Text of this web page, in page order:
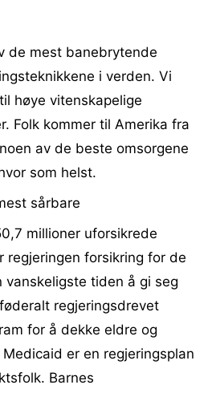
de mest banebrytende
i verden. Vi
høye vitenskapelige
Folk kommer til Amerika fra
av de beste omsorgene
som helst.
sårbare
millioner uforsikrede
regjeringen forsikring for de
vanskeligste tiden å gi seg
regjeringsdrevet
for å dekke eldre og
er en regjeringsplan
Barnes